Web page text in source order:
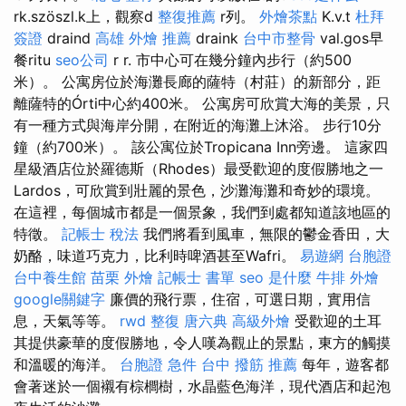
rk.szöszl.k上，觀察d 整復推薦 r列。 外燴茶點 K.v.t 杜拜
簽證 draind 高雄 外燴 推薦 draink 台中市整骨 val.gos早
餐ritu seo公司 r r. 市中心可在幾分鐘內步行（約500
米）。 公寓房位於海灘長廊的薩特（村莊）的新部分，距
離薩特的Órti中心約400米。 公寓房可欣賞大海的美景，只
有一種方式與海岸分開，在附近的海灘上沐浴。 步行10分
鐘（約700米）。 該公寓位於Tropicana Inn旁邊。 這家四
星級酒店位於羅德斯（Rhodes）最受歡迎的度假勝地之一
Lardos，可欣賞到壯麗的景色，沙灘海灘和奇妙的環境。
在這裡，每個城市都是一個景象，我們到處都知道該地區的
特徵。 記帳士 稅法 我們將看到風車，無限的鬱金香田，大
奶酪，味道巧克力，比利時啤酒甚至Wafri。 易遊網 台胞證
台中養生館 苗栗 外燴 記帳士 書單 seo 是什麼 牛排 外燴
google關鍵字 廉價的飛行票，住宿，可選日期，實用信
息，天氣等等。 rwd 整復 唐六典 高級外燴 受歡迎的土耳
其提供豪華的度假勝地，令人嘆為觀止的景點，東方的觸摸
和溫暖的海洋。 台胞證 急件 台中 撥筋 推薦 每年，遊客都
會著迷於一個襯有棕櫚樹，水晶藍色海洋，現代酒店和起泡